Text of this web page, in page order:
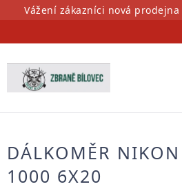
PřejítVážení zákazníci nová
DÁLKOMĚR NIKON
1000 6X20